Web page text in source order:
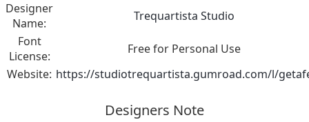
Designer
Name:
Trequartista Studio
Font
License:
Free for Personal Use
Website: https://studiotrequartista.gumroad.com/l/
Designers Note